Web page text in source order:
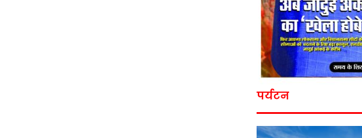
पर्यटन